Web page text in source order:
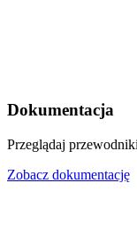
Dokumentacja
Przeglądaj
Zobacz dokumentację